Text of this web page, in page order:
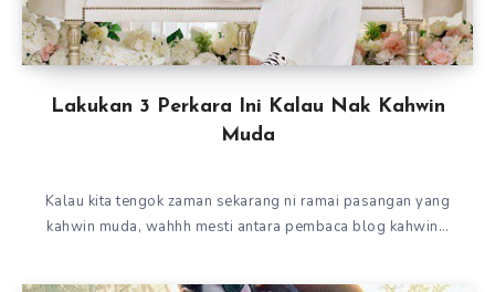
Lakukan 3 Perkara Ini Kalau Nak Kahwin
Muda
Kalau kita tengok zaman sekarang ni ramai pasangan yang
kahwin muda, wahhh mesti antara pembaca blog kahwin…